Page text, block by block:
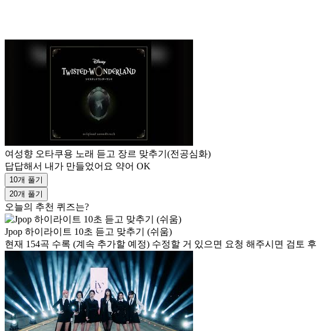
여성향 오타쿠용 노래 듣고 장르 맞추기(전공심화)
답답해서 내가 만들었어요 약어 OK
10개 풀기
20개 풀기
오늘의 추천 퀴즈는?
Jpop 하이라이트 10초 듣고 맞추기 (쉬움)
현재 154곡 수록 (계속 추가할 예정) 수정할 거 있으면 요청 해주시면 검토